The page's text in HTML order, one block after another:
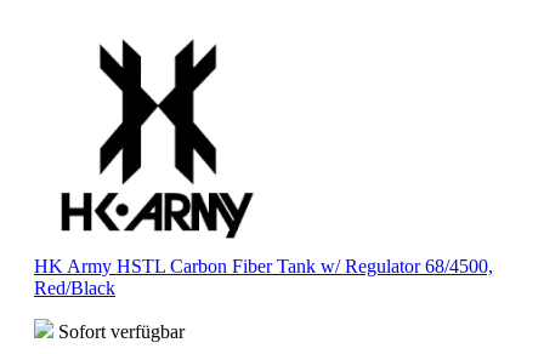
HK Army HSTL Carbon Fiber Tank w/ Regulator 68/4500,
Red/Black
Sofort verfügbar